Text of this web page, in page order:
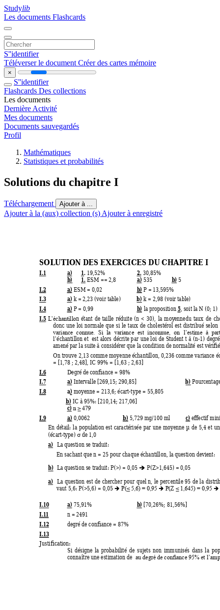
Studylib
Les documents Flashcards
S''identifier
Téléverser le document Créer des cartes mémoire
×
S''identifier
Flashcards Des collections
Les documents
Dernière Activité
Mes documents
Documents sauvegardés
Profil
Mathématiques
Statistiques et probabilités
Solutions du chapitre I
Téléchargement Ajouter à ...
Ajouter à la (aux) collection (s) Ajouter à enregistré
SOLUTION DES EXERCICES DU CHAPITRE I
I.1 a) 1. 19,52% 2. 30,85%
b) 1. ESM == 2,8 a) 535 b) 5
I.2 a) ESM = 0,02 b) P = 13,595%
I.3 a) k = 2,23 (voir table) b) k = 2,98 (voir table)
I.4 a) P = 0,99 b) la proposition 5, soit la N (0; 1)
I.5 L’échantillon étant de taille réduite (n < 30), la moyennedu taux de
donc une loi normale que si le taux de cholestérol est distribué selon
variance connue. Si la variance est inconnue, on l’estime à
l’échantillon et est alors décrite par une loi de Student t à (n-1)
amené par la suite à considérer que la condition de normalité est
On trouve 2,13 comme moyenne échantillon, 0,236 comme variance
= [1,78 ; 2,48], IC 99% = [1,63 ; 2,63]
I.6 Degré de confiance = 98%
I.7 a) Intervalle [269,15; 290,85] b)
I.8 a) moyenne = 213,6; écart-type = 55,805
b) IC à 95%: [210,14; 217,06]
c) n ≥ 479
I.9 a) 0,0062 b) 5,729 mg/100 ml c) effectif
En détail: la population est caractérisée par une moyenne µ de 5,4 et
(écart-type)  de 1,0
a) La question se traduit:
En sachant que n = 25 pour chaque échantillon, la question devient:
b) La question se traduit: P(>) = 0,05  P(Z>1,645) = 0,05
a) La question est de chercher pour quel n, le percentile 95 de la
vaut 5,6: P(>5,6) = 0,05  P(≤ 5,6) = 0,95  P(Z ≤ 1,645) = 0,95 
I.10 a) 75,91% b) [70,26%; 81,56%]
I.11 n = 2491
I.12 degré de confiance = 87%
I.13
Justification:
Si désigne la probabilité de sujets non immunisés dans la
connaître une estimation de au degré de confiance 95% et